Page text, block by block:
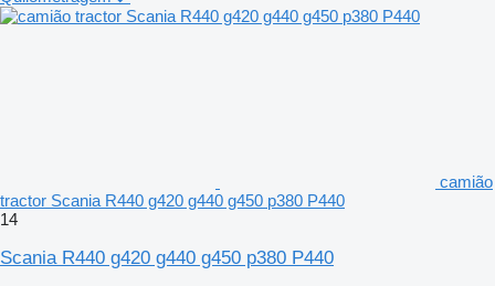
camião
tractor Scania R440 g420 g440 g450 p380 P440
14
Scania R440 g420 g440 g450 p380 P440